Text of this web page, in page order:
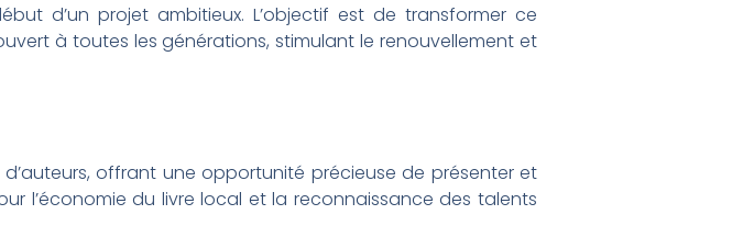
d’un projet ambitieux. L’objectif est de transformer ce
à toutes les générations, stimulant le renouvellement et
offrant une opportunité précieuse de présenter et
l’économie du livre local et la reconnaissance des talents